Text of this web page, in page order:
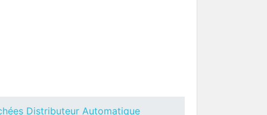
Distributeur Automatique